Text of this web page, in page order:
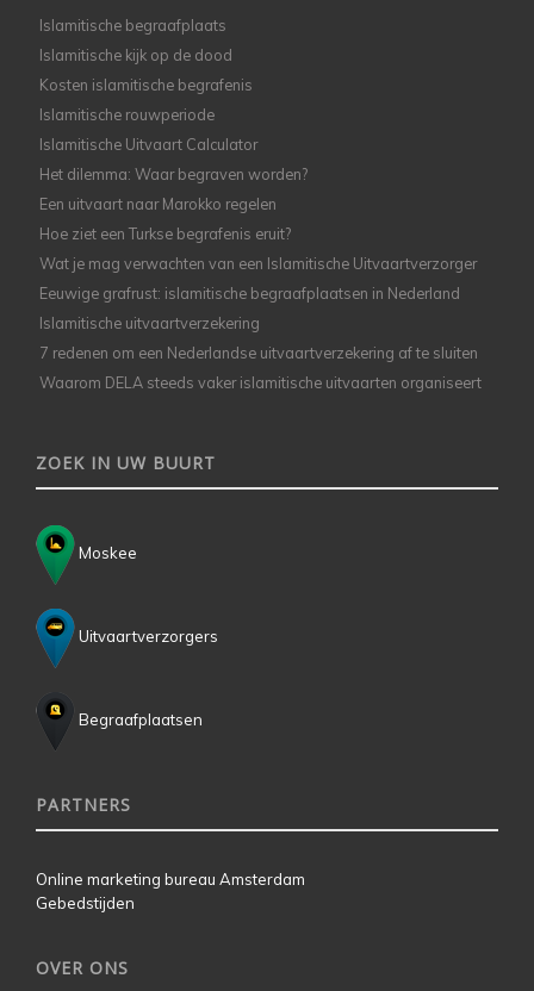
Islamitische begraafplaats
Islamitische kijk op de dood
Kosten islamitische begrafenis
Islamitische rouwperiode
Islamitische Uitvaart Calculator
Het dilemma: Waar begraven worden?
Een uitvaart naar Marokko regelen
Hoe ziet een Turkse begrafenis eruit?
Wat je mag verwachten van een Islamitische Uitvaartverzorger
Eeuwige grafrust: islamitische begraafplaatsen in Nederland
Islamitische uitvaartverzekering
7 redenen om een Nederlandse uitvaartverzekering af te sluiten
Waarom DELA steeds vaker islamitische uitvaarten organiseert
ZOEK IN UW BUURT
Moskee
Uitvaartverzorgers
Begraafplaatsen
PARTNERS
Online marketing bureau Amsterdam
Gebedstijden
OVER ONS